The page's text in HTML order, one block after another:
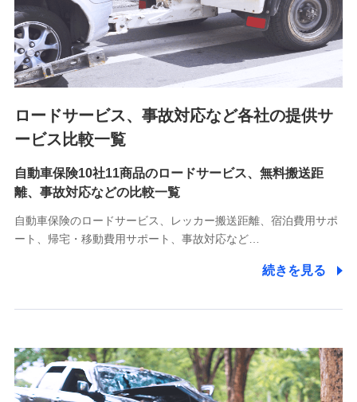
8.取引先個人情報
取引先としての選定業務、営業情報の提供業務、契約締結手
続き業務、取引管理業務、およびこれらに準ずる業務の遂行
のため
9.お問い合わせ情報
各種お問い合わせに対応するため
10.受託業務の 個人情報
受託業務の遂行およびこれらに準ずる業務の遂行のため
11.マイカー通勤管理クラウド並びに法人向けASPサー
をお送りするため
分析するため
当社の対応品質向上やお問い合わせ内容の正確な把握のため
個人情報保護管理者の職名、連絡先
ロードサービス、事故対応など各社の提供サ
ービス比較一覧
自動車保険10社11商品のロードサービス、無料搬送距
離、事故対応などの比較一覧
自動車保険のロードサービス、レッカー搬送距離、宿泊費用サポ
ート、帰宅・移動費用サポート、事故対応など…
続きを見る